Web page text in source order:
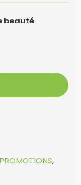
beauté
PROMOTIONS,